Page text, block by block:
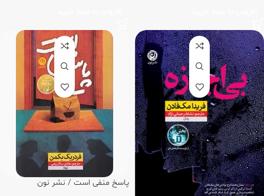
پاسخ منفی است / نشر نون